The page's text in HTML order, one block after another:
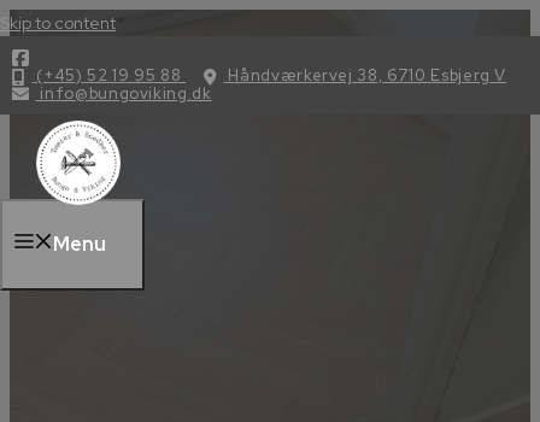
Skip to content
(+45) 52 19 95 88
Håndværkervej 38, 6710 Esbjerg V
info@bungoviking.dk
Menu